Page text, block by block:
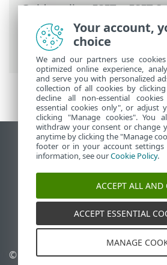
Guida online ESET>ESET
Ultimate
>Utilizzo di ESET
Ultimate
>Configurazione>
Internet > Protezione Anti-
Visualizza sito desktop
End of Life
ESET Knowledge Base
ESET Status Portal
Supporto regionale
© 1992 - 2026 ESET, spol. s
Your account,
choice
We and our partners use
optimized online experience,
and serve you with personalized
collection of all cookies by
decline all non-essential
essential cookies only", or adjust
clicking "Manage cookies". You
withdraw your consent or change
anytime by clicking the "Manage
footer or in your account settings
information, see ourCookie Policy.
ACCEPT ALL AND
ACCEPT ESSENTIAL
MANAGE